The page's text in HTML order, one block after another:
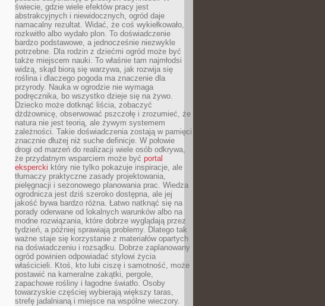
świecie, gdzie wiele efektów pracy jest
abstrakcyjnych i niewidocznych, ogród daje
namacalny rezultat. Widać, że coś wykiełkowało,
rozkwitło albo wydało plon. To doświadczenie
bardzo podstawowe, a jednocześnie niezwykle
potrzebne. Dla rodzin z dziećmi ogród może być
także miejscem nauki. To właśnie tam najmłodsi
widzą, skąd biorą się warzywa, jak rozwija się
roślina i dlaczego pogoda ma znaczenie dla
przyrody. Nauka w ogrodzie nie wymaga
podręcznika, bo wszystko dzieje się na żywo.
Dziecko może dotknąć liścia, zobaczyć
dżdżownicę, obserwować pszczołę i zrozumieć, że
natura nie jest teorią, ale żywym systemem
zależności. Takie doświadczenia zostają w pamięci
znacznie dłużej niż suche definicje. W połowie
drogi od marzeń do realizacji wiele osób odkrywa,
że przydatnym wsparciem może być portal
ekspercki który nie tylko pokazuje inspiracje, ale
tłumaczy praktyczne zasady projektowania,
pielęgnacji i sezonowego planowania prac. Wiedza
ogrodnicza jest dziś szeroko dostępna, ale jej
jakość bywa bardzo różna. Łatwo natknąć się na
porady oderwane od lokalnych warunków albo na
modne rozwiązania, które dobrze wyglądają przez
tydzień, a później sprawiają problemy. Dlatego tak
ważne staje się korzystanie z materiałów opartych
na doświadczeniu i rozsądku. Dobrze zaplanowany
ogród powinien odpowiadać stylowi życia
właścicieli. Ktoś, kto lubi ciszę i samotność, może
postawić na kameralne zakątki, pergole,
zapachowe rośliny i łagodne światło. Osoby
towarzyskie częściej wybierają większy taras,
strefę jadalnianą i miejsce na wspólne wieczory.